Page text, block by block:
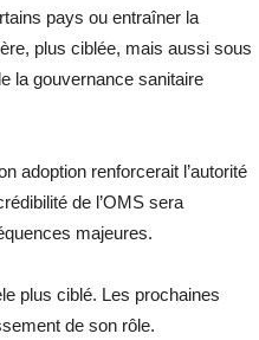
pays ou entraîner la
plus ciblée, mais aussi sous
la gouvernance sanitaire
adoption renforcerait l’autorité
de l’OMS sera
majeures.
plus ciblé. Les prochaines
de son rôle.